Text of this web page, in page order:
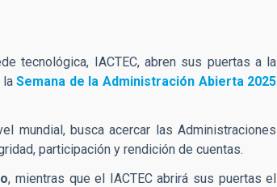
tecnológica, IACTEC, abren sus puertas a la
laSemana de la Administración Abierta 2025
mundial, busca acercar las Administraciones
participación y rendición de cuentas.
, mientras que el IACTEC abrirá sus puertas el